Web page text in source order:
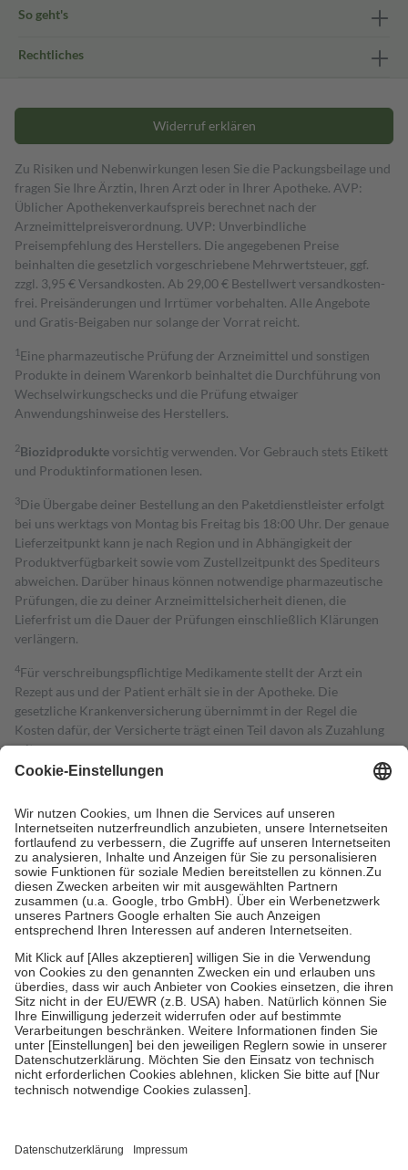
So geht's
Rechtliches
Widerruf erklären
Zu Risiken und Nebenwirkungen lesen Sie die Packungsbeilage und
fragen Sie Ihre Ärztin, Ihren Arzt oder in Ihrer Apotheke. AVP:
Üblicher Apothekenverkaufspreis berechnet nach der
Arzneimittelpreisverordnung. UVP: Unverbindliche
Preisempfehlung des Herstellers. Die angegebenen Preise
beinhalten die gesetzlich vorgeschriebene Mehrwertsteuer, ggf.
zzgl. 3,95 € Versandkosten. Ab 29,00 € Bestell­wert versand­kosten­
frei. Preisänderungen und Irrtümer vorbehalten. Alle Angebote
und Gratis-Beigaben nur solange der Vorrat reicht.
1 Eine pharmazeutische Prüfung der Arzneimittel und sonstigen
Produkte in deinem Warenkorb beinhaltet die Durchführung von
Wechselwirkungschecks und die Prüfung etwaiger
Anwendungshinweise des Herstellers.
2Biozidproduktevorsichtig verwenden. Vor Gebrauch stets Etikett
und Produktinformationen lesen.
3Die Übergabe deiner Bestellung an den Paketdienstleister erfolgt
bei uns werktags von Montag bis Freitag bis 18:00 Uhr. Der genaue
Lieferzeitpunkt kann je nach Region und in Abhängigkeit der
Produktverfügbarkeit sowie vom Zustellzeitpunkt des Spediteurs
abweichen. Darüber hinaus können notwendige pharmazeutische
Prüfungen, die zu deiner Arzneimittelsicherheit dienen, die
Lieferfrist um die Dauer der Prüfungen einschließlich Klärungen
verlängern.
4Für verschreibungspflichtige Medikamente stellt der Arzt ein
Rezept aus und der Patient erhält sie in der Apotheke. Die
gesetzliche Krankenversicherung übernimmt in der Regel die
Kosten dafür, der Versicherte trägt einen Teil davon als Zuzahlung
mit.
Grundsätzlich leisten Mitglieder Zuzahlungen in Höhe von zehn
höchstens zehn Euro.
Es sind jedoch nie mehr als die tatsächlichen
Kosten der Leistung zu entrichten.
Diese Regeln gelten grundsätzlich auch für Online-Apotheken.
Bei Heilmitteln und häuslicher Krankenpflege beträgt die
Zuzahlung zehn Prozent der Kosten sowie zehn Euro je
Verordnung.
Um das Engagement der Versicherten für ihre eigene Gesundheit zu
stärken und die besondere Stellung der Familie zu unterstützen,
fallenkeine Zuzahlungenan bei:
• Kindern und Jugendlichen bis zum vollendeten 18. Lebensjahr
mit Ausnahme der Fahrkosten
• Untersuchungen zur Vorsorge und Früherkennung, die von der
GKV getragen werden
• empfohlenen Schutzimpfungen
• Harn- und Blutteststreifen
getroffen, um sicherzustellen, dass es sich um echte Bewertungen